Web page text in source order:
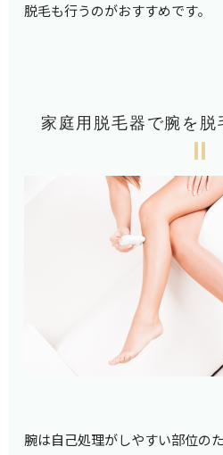
脱毛も行うのがおすすめです。
家庭用脱毛器で腕を脱
腕は自己処理がしやすい部位の